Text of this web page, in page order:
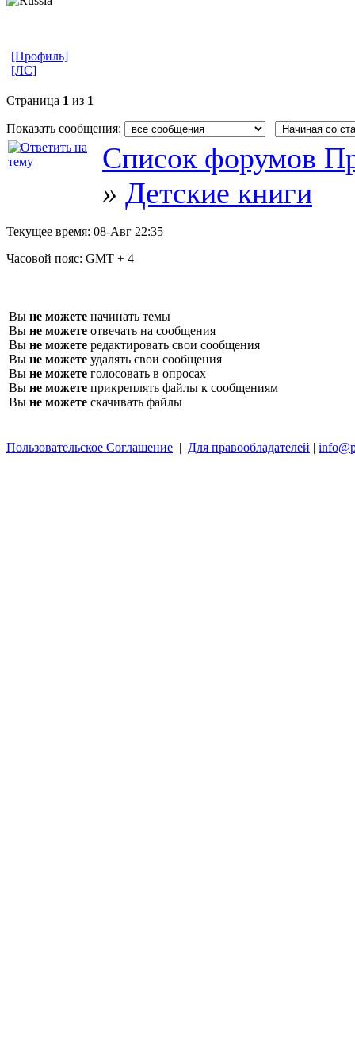
[Профиль]
[ЛС]
Страница 1 из 1
Показать сообщения:
Список форумов
» Детские книги
Текущее время: 08-Авг 22:35
Часовой пояс: GMT + 4
Вы не можете начинать темы
Вы не можете отвечать на сообщения
Вы не можете редактировать свои сообщения
Вы не можете удалять свои сообщения
Вы не можете голосовать в опросах
Вы не можете прикреплять файлы к сообщениям
Вы не можете скачивать файлы
Пользовательское Соглашение | Для правообладателей |